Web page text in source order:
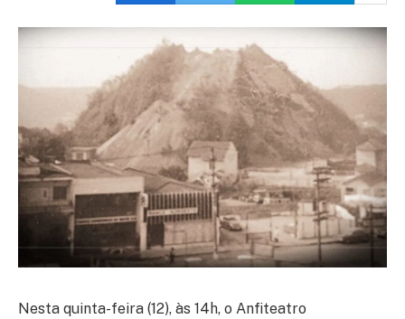
Nesta quinta-feira (12), às 14h, o Anfiteatro